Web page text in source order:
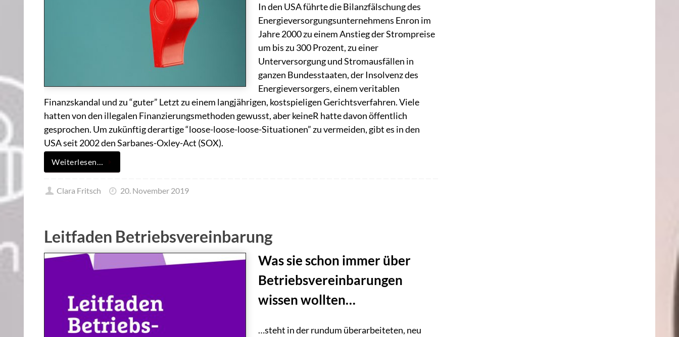
In den USA führte die Bilanzfälschung des
Energieversorgungsunternehmens Enron im
Jahre 2000 zu einem Anstieg der Strompreise
um bis zu 300 Prozent, zu einer
Unterversorgung und Stromausfällen in
ganzen Bundesstaaten, der Insolvenz des
Energieversorgers, einem veritablen
Finanzskandal und zu “guter” Letzt zu einem langjährigen, kostspieligen Gerichtsverfahren. Viele
hatten von den illegalen Finanzierungsmethoden gewusst, aber keineR hatte davon öffentlich
gesprochen. Um zukünftig derartige “loose-loose-loose-Situationen” zu vermeiden, gibt es in den
USA seit 2002 den Sarbanes-Oxley-Act (SOX).
Weiterlesen…
Clara Fritsch 20. November 2019
Leitfaden Betriebsvereinbarung
Was sie schon immer über
Betriebsvereinbarungen
wissen wollten…
…steht in der rundum überarbeiteten, neu